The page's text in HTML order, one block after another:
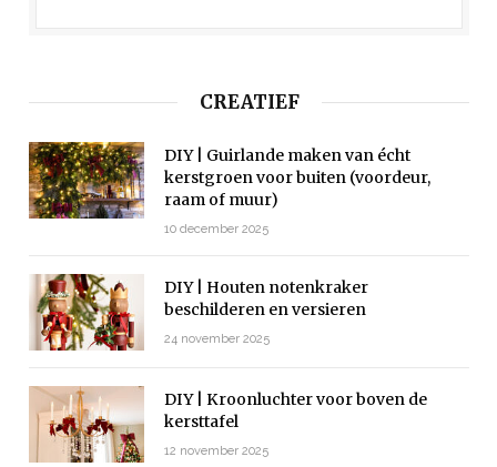
CREATIEF
DIY | Guirlande maken van écht
kerstgroen voor buiten (voordeur,
raam of muur)
10 december 2025
DIY | Houten notenkraker
beschilderen en versieren
24 november 2025
DIY | Kroonluchter voor boven de
kersttafel
12 november 2025